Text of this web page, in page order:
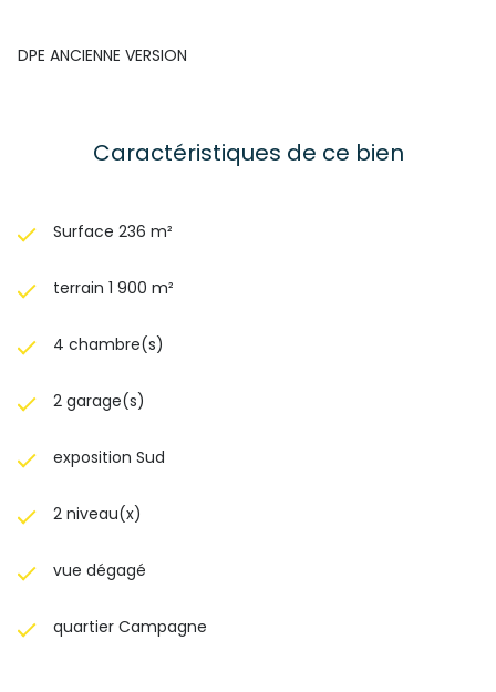
DPE ANCIENNE VERSION
Caractéristiques de ce bien
Surface 236 m²
terrain 1 900 m²
4 chambre(s)
2 garage(s)
exposition Sud
2 niveau(x)
vue dégagé
quartier Campagne